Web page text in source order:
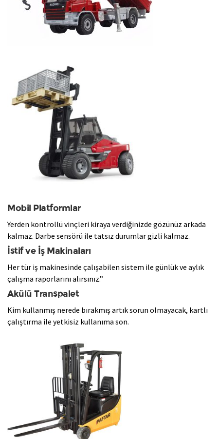
​Mobil Platformlar
Yerden kontrollü vinçleri kiraya verdiğinizde gözünüz arkada
kalmaz. Darbe sensörü ile tatsız durumlar gizli kalmaz.
İstif ve İş Makinaları
​Her tür iş makinesinde çalışabilen sistem ile günlük ve aylık
çalışma raporlarını alırsınız.”
Akülü Transpalet
​Kim kullanmış nerede bırakmış artık sorun olmayacak, kartlı
çalıştırma ile yetkisiz kullanıma son.